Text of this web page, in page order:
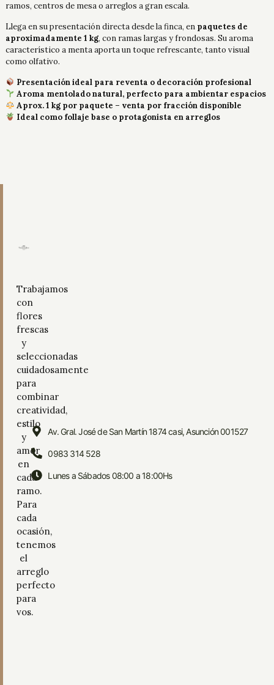
ramos, centros de mesa o arreglos a gran escala.
Llega en su presentación directa desde la finca, en paquetes de
aproximadamente 1 kg, con ramas largas y frondosas. Su aroma
característico a menta aporta un toque refrescante, tanto visual
como olfativo.
Presentación ideal para reventa o decoración profesional
Aroma mentolado natural, perfecto para ambientar espacios
Aprox. 1 kg por paquete – venta por fracción disponible
Ideal como follaje base o protagonista en arreglos
Trabajamos
con
flores
frescas
y
seleccionadas
cuidadosamente
para
combinar
creatividad,
estilo
y
amor
en
cada
ramo.
Para
cada
ocasión,
tenemos
el
arreglo
perfecto
para
vos.
Av. Gral. José de San Martín 1874 casi, Asunción 001527
0983 314 528
Lunes a Sábados 08:00 a 18:00Hs